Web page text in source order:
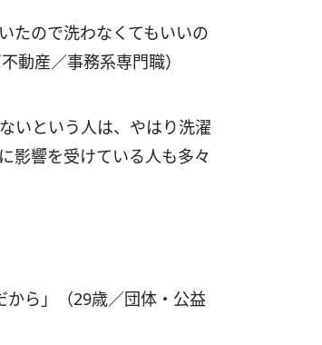
たので洗わなくてもいいの
動産／事務系専門職）
いという人は、やはり洗濯
影響を受けている人も多々
から」（29歳／団体・公益